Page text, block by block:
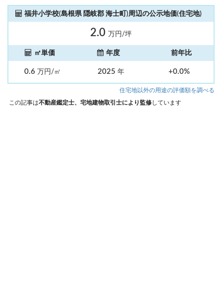
福井小学校(島根県 隠岐郡 海士町)周辺の公示地価(住宅地)
2.0 万円/坪
㎡単価 年度 前年比
0.6 万円/㎡ 2025 年 +0.0%
住宅地以外の用途の評価額を調べる
この記事は不動産鑑定士、宅地建物取引士により監修しています